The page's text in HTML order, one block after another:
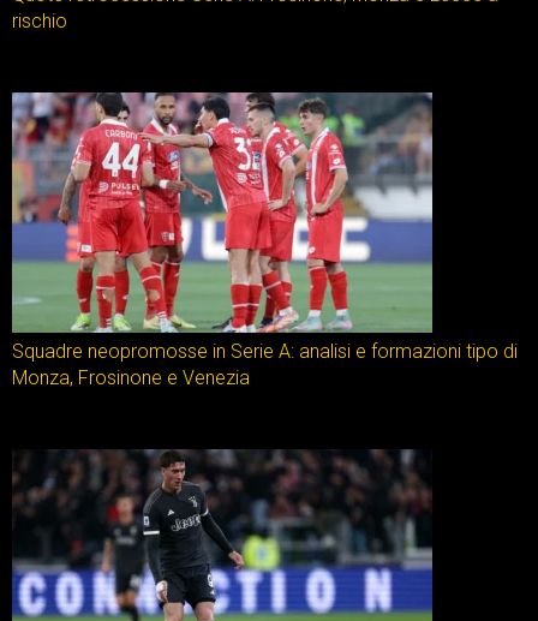
rischio
Squadre neopromosse in Serie A: analisi e formazioni tipo di
Monza, Frosinone e Venezia